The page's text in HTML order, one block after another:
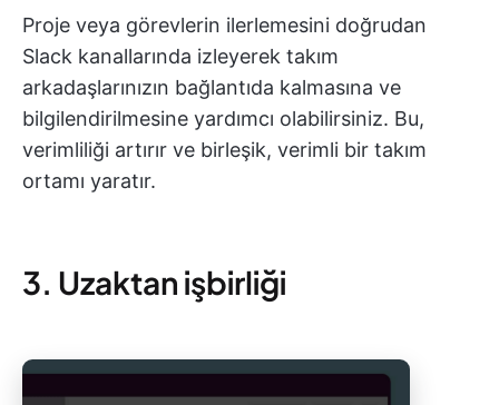
Proje veya görevlerin ilerlemesini doğrudan
Slack kanallarında izleyerek takım
arkadaşlarınızın bağlantıda kalmasına ve
bilgilendirilmesine yardımcı olabilirsiniz. Bu,
verimliliği artırır ve birleşik, verimli bir takım
ortamı yaratır.
3. Uzaktan işbirliği